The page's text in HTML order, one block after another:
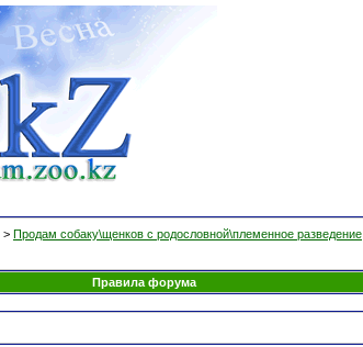
> Продам собаку\щенков с родословной\племенное разведение
Правила форума